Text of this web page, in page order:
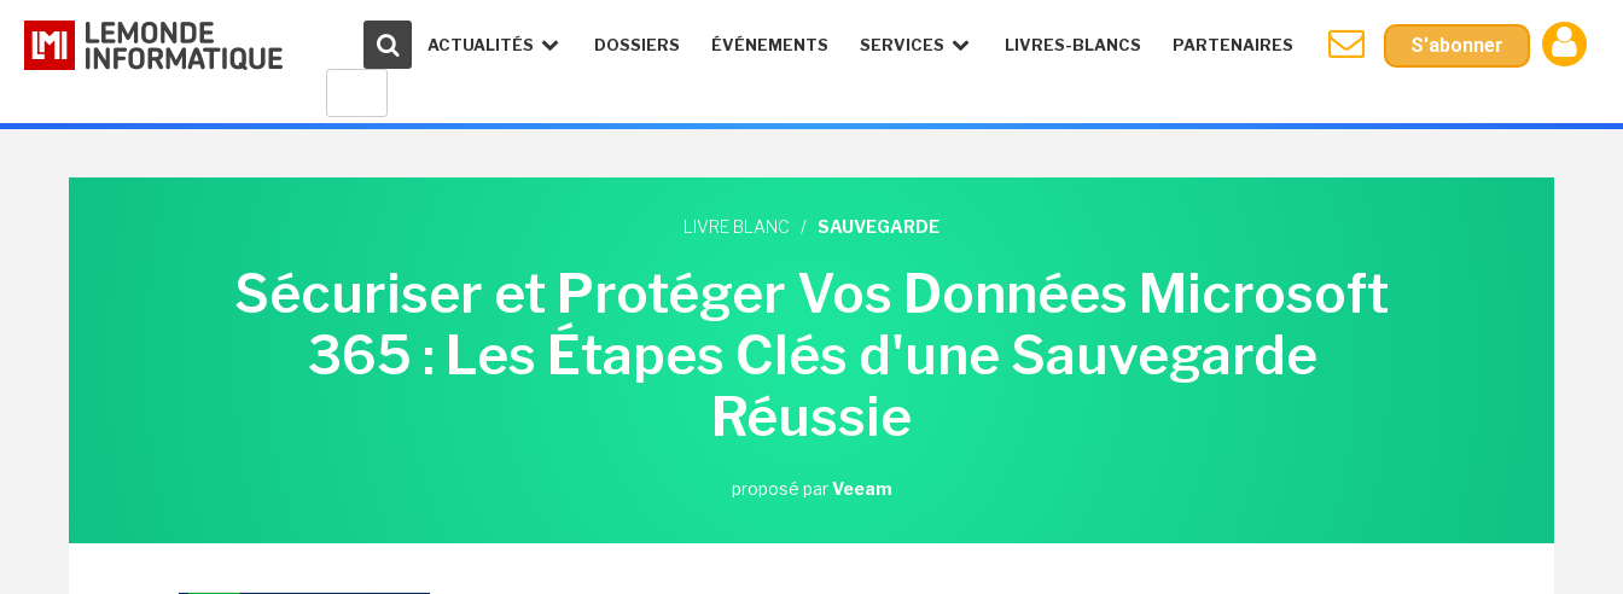
ACTUALITÉS DOSSIERS ÉVÉNEMENTS SERVICES LIVRES-BLANCS PARTENAIRES S'abonner
LIVRE BLANC / SAUVEGARDE
Sécuriser et Protéger Vos Données Microsoft
365 : Les Étapes Clés d'une Sauvegarde
Réussie
proposé parVeeam